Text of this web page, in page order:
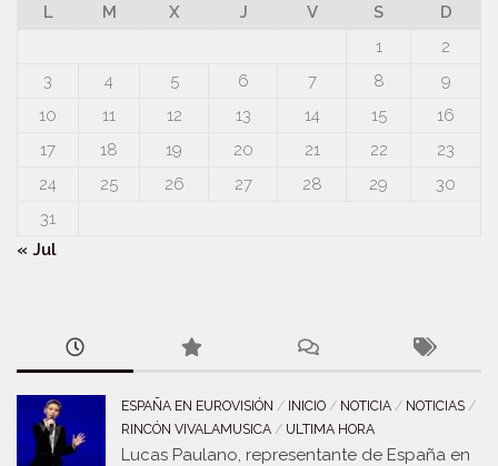
L
M X J V S
D
1
2
3
4 5 6 7 8
9
10
11 12 13 14 15
16
17
18 19 20 21 22
23
24
25 26 27 28 29
30
31
« Jul
ESPAÑA EN EUROVISIÓN / INICIO / NOTICIA / NOTICIAS /
RINCÓN VIVALAMUSICA / ULTIMA HORA
Lucas Paulano, representante de España en